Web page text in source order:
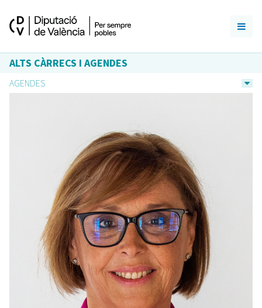
ALTS CÀRRECS I AGENDES
AGENDES